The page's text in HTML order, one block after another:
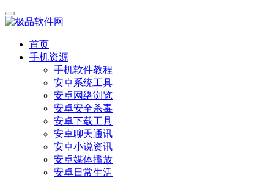
首页
手机资源
手机软件教程
安卓系统工具
安卓网络浏览
安卓安全杀毒
安卓下载工具
安卓聊天通讯
安卓小说资讯
安卓媒体播放
安卓日常生活